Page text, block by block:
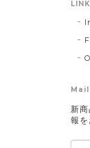
LINK
新
報を